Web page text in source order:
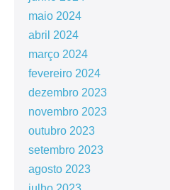
maio 2024
abril 2024
março 2024
fevereiro 2024
dezembro 2023
novembro 2023
outubro 2023
setembro 2023
agosto 2023